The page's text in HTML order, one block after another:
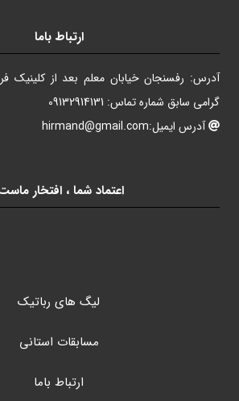
ارتباط باما
آدرس: رفسنجان خیابان معلم بعد از کلینیک
گرامی سابق شماره تماس: 09132914131
آدرس ایمیل:hirmand@gmail.com
اعتماد شما ، افتخار
لیگ های رباتیک
مسابقات استانی
ارتباط باما